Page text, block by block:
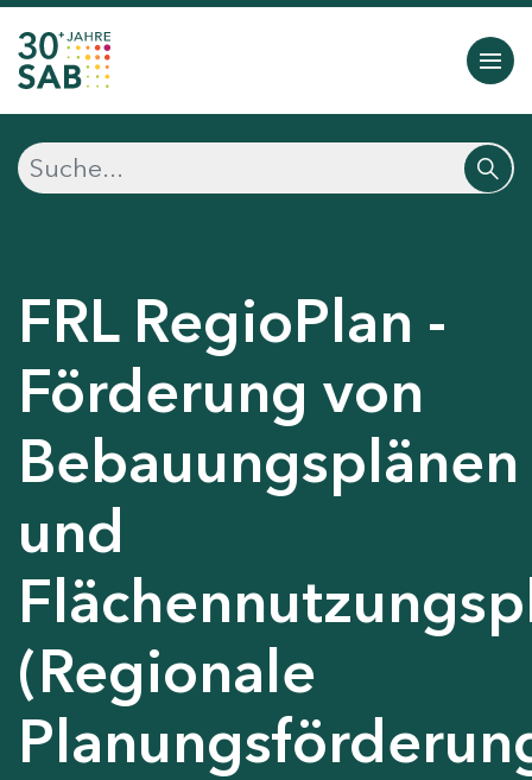
FRL RegioPlan -
Förderung von
Bebauungsplänen
und
(Regionale